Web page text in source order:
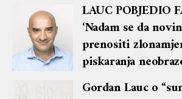
LAUC POBJEDIO
‘Nadam se da
prenositi
piskaranja
mrzitelja svega
Gordan Lauc o